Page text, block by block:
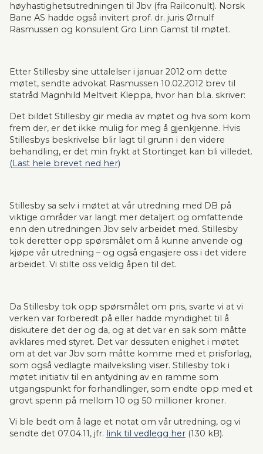
høyhastighetsutredningen til Jbv (fra Railconult). Norsk
Bane AS hadde også invitert prof. dr. juris Ørnulf
Rasmussen og konsulent Gro Linn Gamst til møtet.
Etter Stillesby sine uttalelser i januar 2012 om dette
møtet, sendte advokat Rasmussen 10.02.2012 brev til
statråd Magnhild Meltveit Kleppa, hvor han bl.a. skriver:
Det bildet Stillesby gir media av møtet og hva som kom
frem der, er det ikke mulig for meg å gjenkjenne. Hvis
Stillesbys beskrivelse blir lagt til grunn i den videre
(Last hele brevet ned her)
Stillesby sa selv i møtet at vår utredning med DB på
viktige områder var langt mer detaljert og omfattende
enn den utredningen Jbv selv arbeidet med. Stillesby
tok deretter opp spørsmålet om å kunne anvende og
kjøpe vår utredning – og også engasjere oss i det videre
arbeidet. Vi stilte oss veldig åpen til det.
Da Stillesby tok opp spørsmålet om pris, svarte vi at vi
verken var forberedt på eller hadde myndighet til å
diskutere det der og da, og at det var en sak som måtte
avklares med styret. Det var dessuten enighet i møtet
om at det var Jbv som måtte komme med et prisforlag,
som også vedlagte mailveksling viser. Stillesby tok i
møtet initiativ til en antydning av en ramme som
utgangspunkt for forhandlinger, som endte opp med et
grovt spenn på mellom 10 og 50 millioner kroner.
Vi ble bedt om å lage et notat om vår utredning, og vi
sendte det 07.04.11, jfr. link til vedlegg her (130 kB).